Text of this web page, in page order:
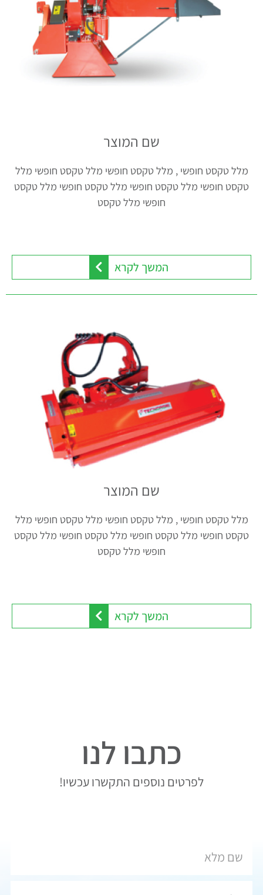
שם המוצר
מלל טקסט חופשי , מלל טקסט חופשי מלל טקסט חופשי מלל
טקסט חופשי מלל טקסט חופשי מלל טקסט חופשי מלל טקסט
חופשי מלל טקסט
המשך לקרא
שם המוצר
מלל טקסט חופשי , מלל טקסט חופשי מלל טקסט חופשי מלל
טקסט חופשי מלל טקסט חופשי מלל טקסט חופשי מלל טקסט
חופשי מלל טקסט
המשך לקרא
כתבו לנו
לפרטים נוספים התקשרו עכשיו!